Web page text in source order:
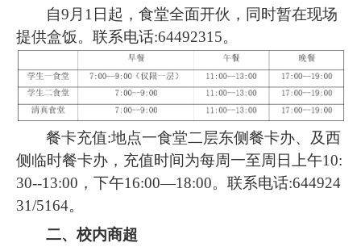
自9月1日起，食堂全面开伙，同时暂在现场
提供盒饭。联系电话:64492315。
餐卡充值:地点一食堂二层东侧餐卡办、及西
侧临时餐卡办，充值时间为每周一至周日上午10:
30--13:00，下午16:00—18:00。联系电话:644924
31/5164。
二、校内商超